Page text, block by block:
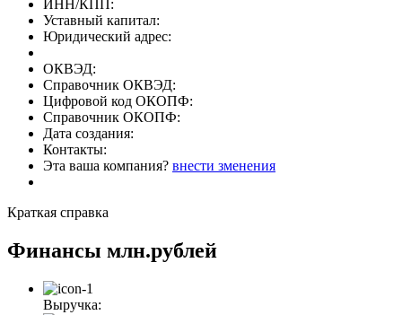
ИНН/КПП:
Уставный капитал:
Юридический адрес:
ОКВЭД:
Справочник ОКВЭД:
Цифровой код ОКОПФ:
Справочник ОКОПФ:
Дата создания:
Контакты:
Эта ваша компания? внести зменения
Краткая справка
Финансы млн.рублей
Выручка: